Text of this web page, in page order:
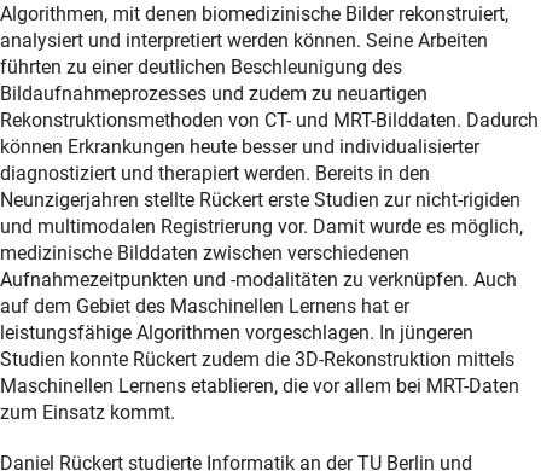
Algorithmen, mit denen biomedizinische Bilder rekonstruiert,
analysiert und interpretiert werden können. Seine Arbeiten
führten zu einer deutlichen Beschleunigung des
Bildaufnahmeprozesses und zudem zu neuartigen
Rekonstruktionsmethoden von CT- und MRT-Bilddaten. Dadurch
können Erkrankungen heute besser und individualisierter
diagnostiziert und therapiert werden. Bereits in den
Neunzigerjahren stellte Rückert erste Studien zur nicht-rigiden
und multimodalen Registrierung vor. Damit wurde es möglich,
medizinische Bilddaten zwischen verschiedenen
Aufnahmezeitpunkten und -modalitäten zu verknüpfen. Auch
auf dem Gebiet des Maschinellen Lernens hat er
leistungsfähige Algorithmen vorgeschlagen. In jüngeren
Studien konnte Rückert zudem die 3D-Rekonstruktion mittels
Maschinellen Lernens etablieren, die vor allem bei MRT-Daten
zum Einsatz kommt.
Daniel Rückert studierte Informatik an der TU Berlin und